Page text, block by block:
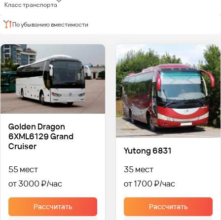
Класс транспорта
По убыванию вместимости
Golden Dragon
6XML6129 Grand
Cruiser
55 мест
от 3000 ₽
Рассчитать
Yutong 6831
35 мест
от 1700 ₽
Рассчитать